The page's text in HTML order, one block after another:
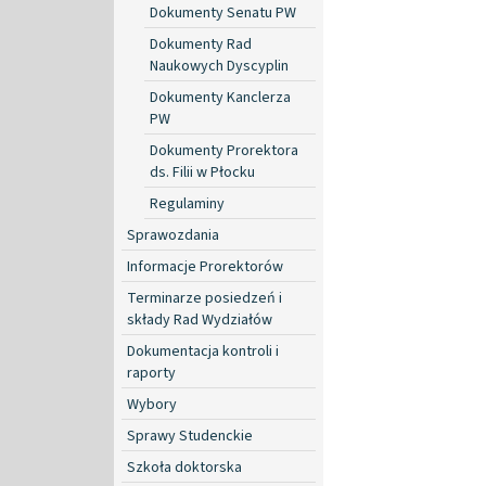
Dokumenty Senatu PW
Dokumenty Rad
Naukowych Dyscyplin
Dokumenty Kanclerza
PW
Dokumenty Prorektora
ds. Filii w Płocku
Regulaminy
Sprawozdania
Informacje Prorektorów
Terminarze posiedzeń i
składy Rad Wydziałów
Dokumentacja kontroli i
raporty
Wybory
Sprawy Studenckie
Szkoła doktorska